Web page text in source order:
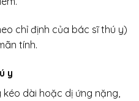
chỉ định của bác sĩ thú y)
tính.
y
dài hoặc dị ứng nặng,